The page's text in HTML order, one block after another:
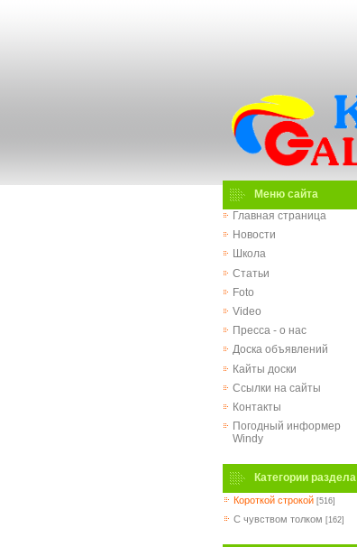
Меню сайта
Главная страница
Новости
Школа
Статьи
Foto
Video
Пресса - о нас
Доска объявлений
Кайты доски
Ссылки на сайты
Контакты
Погодный информер
Windy
Категории раздела
Короткой строкой [516]
C чувством толком [162]